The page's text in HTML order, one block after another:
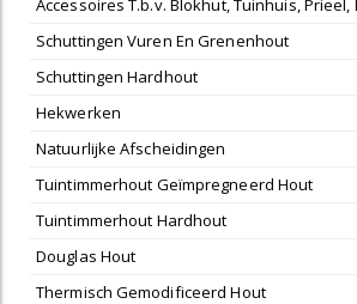
Schuttingen Vuren En Grenenhout
Schuttingen Hardhout
Hekwerken
Natuurlijke Afscheidingen
Tuintimmerhout Geïmpregneerd Hout
Tuintimmerhout Hardhout
Douglas Hout
Thermisch Gemodificeerd Hout